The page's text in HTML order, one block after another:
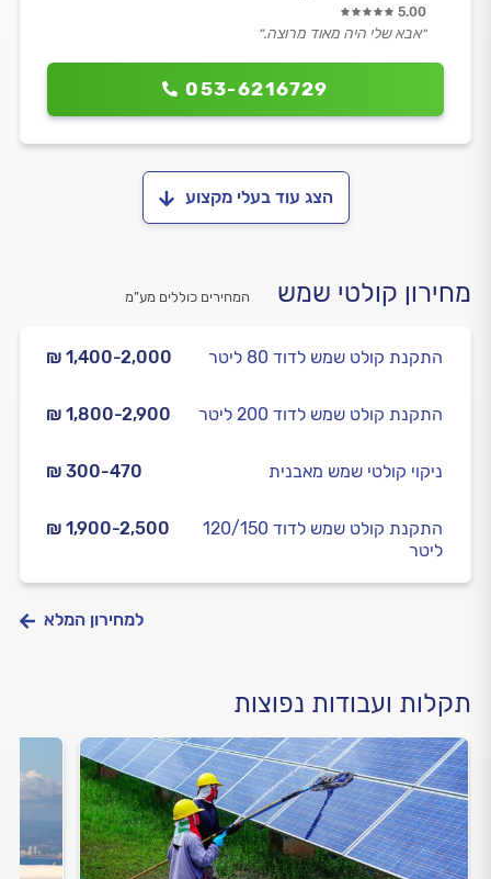
053-6216729
5.00
״אבא שלי היה מאוד מרוצה.״
הצג עוד בעלי מקצוע
מחירון קולטי שמש המחירים כוללים מע”מ
₪ 1,400-2,000 התקנת קולט שמש לדוד 80 ליטר
₪ 1,800-2,900 התקנת קולט שמש לדוד 200 ליטר
₪ 300-470 ניקוי קולטי שמש מאבנית
₪ 1,900-2,500
התקנת קולט שמש לדוד 120/150
ליטר
למחירון המלא
תקלות ועבודות נפוצות